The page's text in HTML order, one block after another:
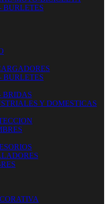
BURLETES
BURLETES
BRIDAS
Y DOMESTICAS